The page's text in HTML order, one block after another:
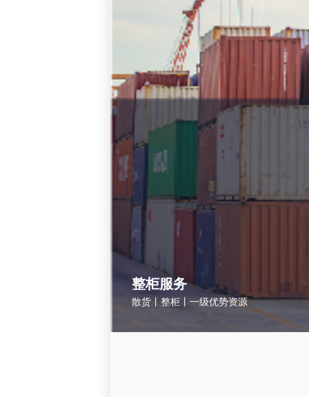
整柜服务
散货丨整柜丨一级优势资源